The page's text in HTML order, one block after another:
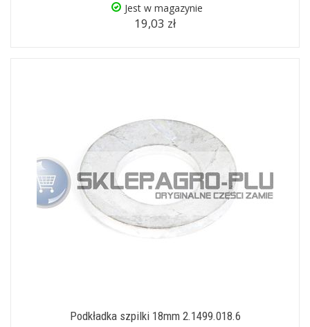
Jest w magazynie
19,03 zł
Podkładka szpilki 18mm 2.1499.018.6